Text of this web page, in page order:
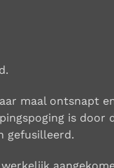
maal ontsnapt
is door
gefusilleerd.